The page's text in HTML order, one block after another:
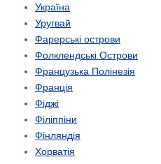
Україна
Уругвай
Фарерські острови
Фолклендські Острови
Французька Полінезія
Франція
Фіджі
Філіппіни
Фінляндія
Хорватія